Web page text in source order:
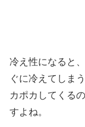
冷え性になると
ぐに冷えてしま
カポカしてくる
すよね。